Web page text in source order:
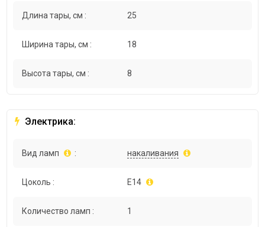
Длина тары, см : 25
Ширина тары, см : 18
Высота тары, см : 8
Электрика:
Вид ламп : накаливания
Цоколь : E14
Количество ламп : 1